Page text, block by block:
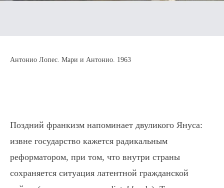
Антонио Лопес. Мари и Антонио. 1963
Поздний франкизм напоминает двуликого Януса:
извне государство кажется радикальным
реформатором, при том, что внутри страны
сохраняется ситуация латентной гражданской